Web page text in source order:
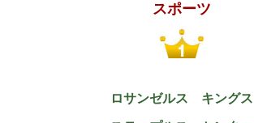
スポーツ
ロサンゼルス キングス